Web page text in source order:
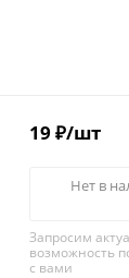
19 ₽/шт
Нет в
Запросим
возможность
с вами